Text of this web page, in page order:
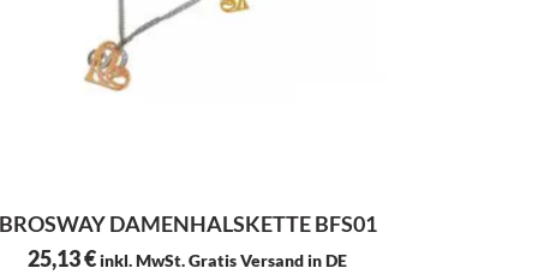
DAMENHALSKETTE BFS01
25,13€inkl. MwSt. Gratis Versand in DE